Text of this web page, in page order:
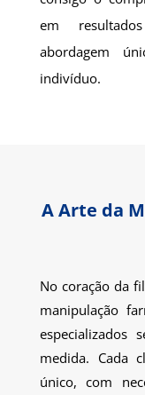
em
abordagem
indivíduo.
A Arte da
No coração da
manipulação
especializados
medida. Cada
único, com